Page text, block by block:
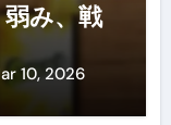
み、戦
10, 2026